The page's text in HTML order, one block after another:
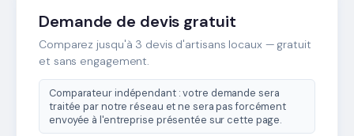
Demande de devis gratuit
Comparez jusqu'à 3 devis d'artisans locaux — gratuit
et sans engagement.
Comparateur indépendant : votre demande sera
traitée par notre réseau et ne sera pas forcément
envoyée à l'entreprise présentée sur cette page.